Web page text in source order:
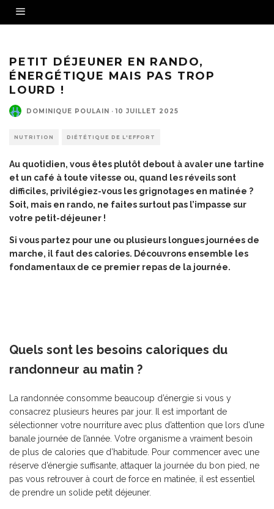
PETIT DÉJEUNER EN RANDO,
ÉNERGÉTIQUE MAIS PAS TROP
LOURD !
DOMINIQUE POULAIN · 10 JUILLET 2025
NUTRITION DIÉTÉTIQUE DE L'EFFORT
Au quotidien, vous êtes plutôt debout à avaler une tartine
et un café à toute vitesse ou, quand les réveils sont
difficiles, privilégiez-vous les grignotages en matinée ?
Soit, mais en rando, ne faites surtout pas l’impasse sur
votre petit-déjeuner !
Si vous partez pour une ou plusieurs longues journées de
marche, il faut des calories. Découvrons ensemble les
fondamentaux de ce premier repas de la journée.
Quels sont les besoins caloriques du
randonneur au matin ?
La randonnée consomme beaucoup d’énergie si vous y
consacrez plusieurs heures par jour. Il est important de
sélectionner votre nourriture avec plus d’attention que lors d’une
banale journée de l’année. Votre organisme a vraiment besoin
de plus de calories que d’habitude. Pour commencer avec une
réserve d’énergie suffisante, attaquer la journée du bon pied, ne
pas vous retrouver à court de force en matinée, il est essentiel
de prendre un solide petit déjeuner.